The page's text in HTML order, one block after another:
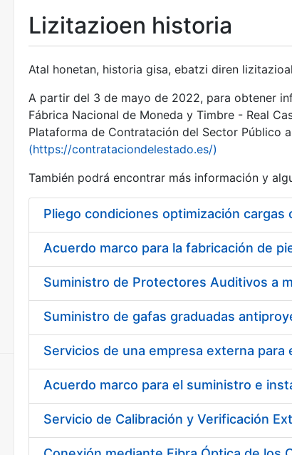
Erakutsi/Ezkutatu
Erakutsi/Ezkutatu
Erakutsi/Ezkutatu
Erakutsi/Ezkutatu
Erakutsi/Ezkutatu
Lizitazioen historia
Atal honetan, historia gisa, ebatzi diren
A partir del 3 de mayo de 2022, para obtener
Fábrica Nacional de Moneda y Timbre - Real
Plataforma de Contratación del Sector Público
(https://contrataciondelestado.es/)
También podrá encontrar más información y
Pliego condiciones optimización cargas
Acuerdo marco para la fabricación de
Acuerdo marco para el suministro e